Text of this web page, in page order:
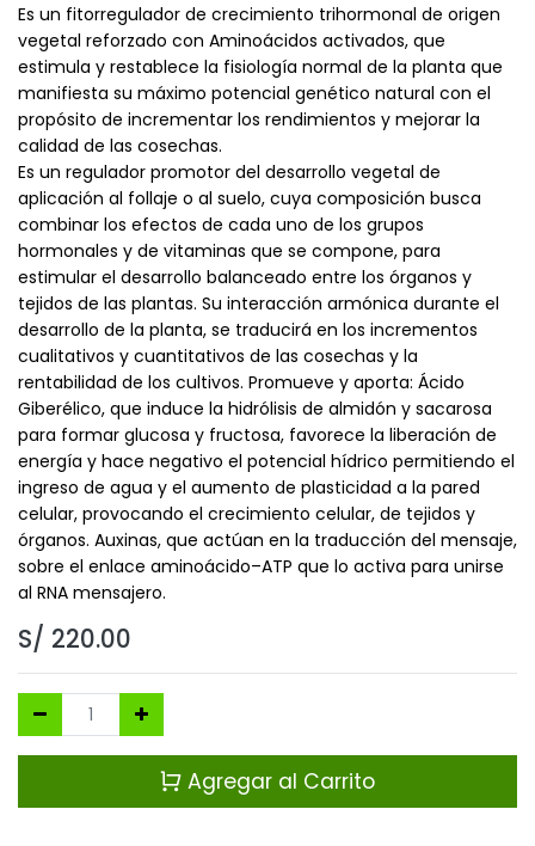
Es un fitorregulador de crecimiento trihormonal de origen
vegetal reforzado con Aminoácidos activados, que
estimula y restablece la fisiología normal de la planta que
manifiesta su máximo potencial genético natural con el
propósito de incrementar los rendimientos y mejorar la
calidad de las cosechas.
Es un regulador promotor del desarrollo vegetal de
aplicación al follaje o al suelo, cuya composición busca
combinar los efectos de cada uno de los grupos
hormonales y de vitaminas que se compone, para
estimular el desarrollo balanceado entre los órganos y
tejidos de las plantas. Su interacción armónica durante el
desarrollo de la planta, se traducirá en los incrementos
cualitativos y cuantitativos de las cosechas y la
rentabilidad de los cultivos. Promueve y aporta: Ácido
Giberélico, que induce la hidrólisis de almidón y sacarosa
para formar glucosa y fructosa, favorece la liberación de
energía y hace negativo el potencial hídrico permitiendo el
ingreso de agua y el aumento de plasticidad a la pared
celular, provocando el crecimiento celular, de tejidos y
órganos. Auxinas, que actúan en la traducción del mensaje,
sobre el enlace aminoácido–ATP que lo activa para unirse
al RNA mensajero.
S/ 220.00
Agregar al Carrito